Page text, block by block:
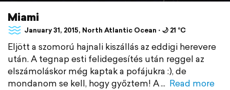
Miami
January 31, 2015, North Atlantic Ocean ⋅ 🌙 21 °C
Eljött a szomorú hajnali kiszállás az eddigi herevere
után. A tegnap esti felidegesítés után reggel az
elszámoláskor még kaptak a pofájukra :), de
mondanom se kell, hogy győztem! A
Read more